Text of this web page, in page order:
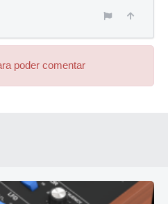
poder comentar